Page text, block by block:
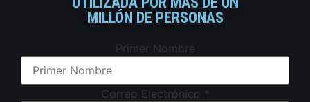
MILLÓN DE PERSONAS
Primer Nombre
Correo Electrónico *